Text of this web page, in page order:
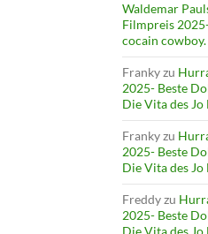
Waldemar
Filmpreis
cocain
Frankyzu
2025- Beste
Die Vita des Jo
Frankyzu
2025- Beste
Die Vita des Jo
Freddyzu
2025- Beste
Die Vita des Jo